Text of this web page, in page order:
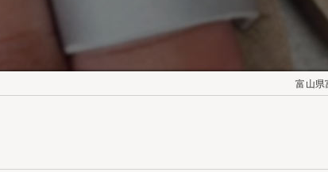
富山県